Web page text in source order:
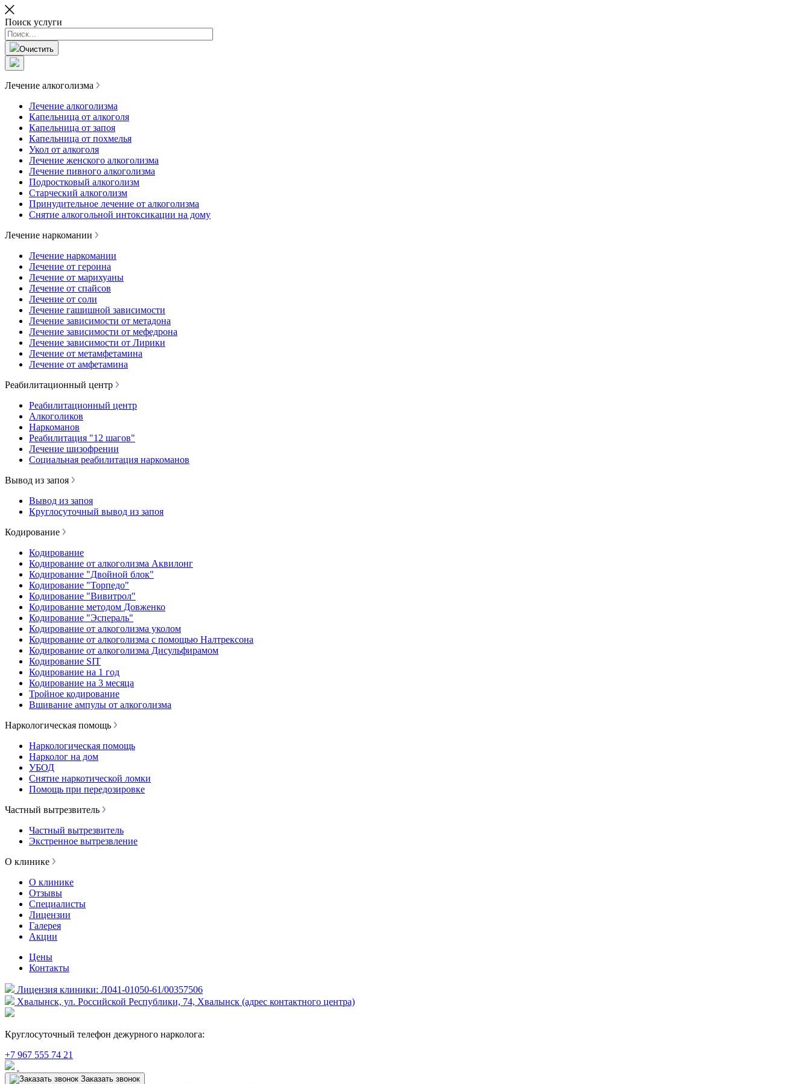
Поиск услуги
Очистить
Лечение алкоголизма
Лечение алкоголизма
Капельница от алкоголя
Капельница от запоя
Капельница от похмелья
Укол от алкоголя
Лечение женского алкоголизма
Лечение пивного алкоголизма
Подростковый алкоголизм
Старческий алкоголизм
Принудительное лечение от алкоголизма
Снятие алкогольной интоксикации на дому
Лечение наркомании
Лечение наркомании
Лечение от героина
Лечение от марихуаны
Лечение от спайсов
Лечение от соли
Лечение гашишной зависимости
Лечение зависимости от метадона
Лечение зависимости от мефедрона
Лечение зависимости от Лирики
Лечение от метамфетамина
Лечение от амфетамина
Реабилитационный центр
Реабилитационный центр
Алкоголиков
Наркоманов
Реабилитация "12 шагов"
Лечение шизофрении
Социальная реабилитация наркоманов
Вывод из запоя
Вывод из запоя
Круглосуточный вывод из запоя
Кодирование
Кодирование
Кодирование от алкоголизма Аквилонг
Кодирование "Двойной блок"
Кодирование "Торпедо"
Кодирование "Вивитрол"
Кодирование методом Довженко
Кодирование "Эспераль"
Кодирование от алкоголизма уколом
Кодирование от алкоголизма с помощью Налтрексона
Кодирование от алкоголизма Дисульфирамом
Кодирование SIT
Кодирование на 1 год
Кодирование на 3 месяца
Тройное кодирование
Вшивание ампулы от алкоголизма
Наркологическая помощь
Наркологическая помощь
Нарколог на дом
УБОД
Снятие наркотической ломки
Помощь при передозировке
Частный вытрезвитель
Частный вытрезвитель
Экстренное вытрезвление
О клинике
О клинике
Отзывы
Специалисты
Лицензии
Галерея
Акции
Цены
Контакты
Лицензия клиники: Л041-01050-61/00357506
Хвалынск, ул. Российской Республики, 74, Хвалынск (адрес контактного центра)
Круглосуточный телефон дежурного нарколога:
+7 967 555 74 21
Заказать звонок